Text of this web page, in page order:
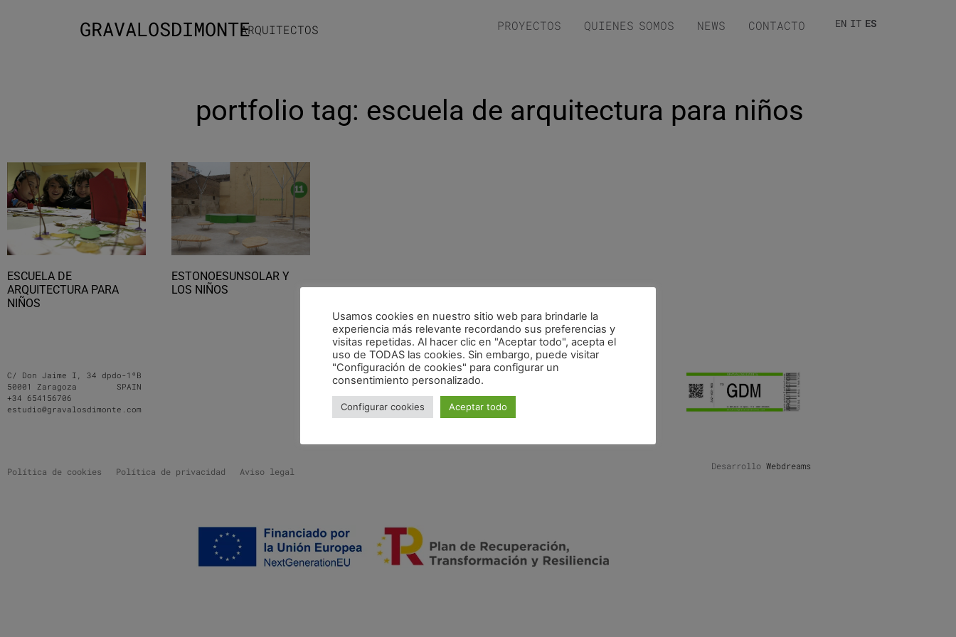
GRAVALOSDIMONTEARQUITECTOS PROYECTOS QUIENES SOMOS NEWS CONTACTO EN IT ES
portfolio tag: escuela de arquitectura para niños
ESCUELA DE
ARQUITECTURA PARA
NIÑOS
ESTONOESUNSOLAR Y
LOS NIÑOS
C/ Don Jaime I, 34 dpdo-1ºB
50001 Zaragoza SPAIN
+34 654156706
estudio@gravalosdimonte.com
Política de cookies Política de privacidad Aviso legal Desarrollo Webdreams
Usamos cookies en nuestro sitio web para brindarle la
experiencia más relevante recordando sus preferencias y
visitas repetidas. Al hacer clic en "Aceptar todo", acepta el
uso de TODAS las cookies. Sin embargo, puede visitar
"Configuración de cookies" para configurar un
consentimiento personalizado.
Configurar cookies Aceptar todo